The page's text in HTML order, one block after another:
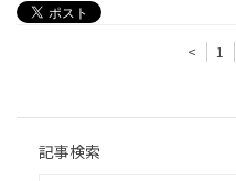
< 1
記事検索